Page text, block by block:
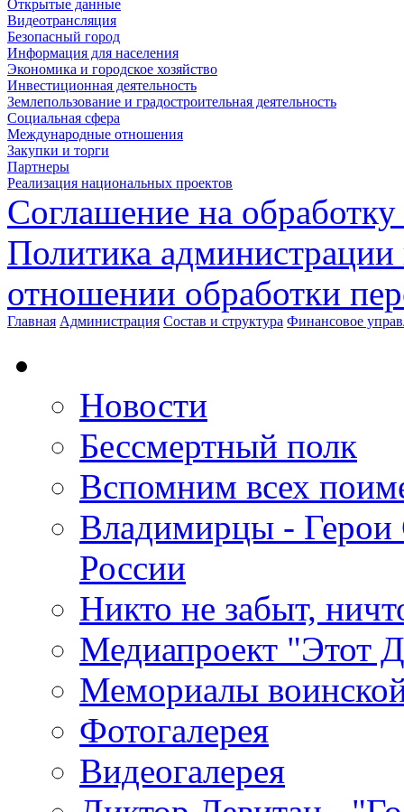
Открытые данные
Видеотрансляция
Безопасный город
Информация для населения
Экономика и городское хозяйство
Инвестиционная деятельность
Землепользование и градостроительная деятельность
Социальная сфера
Международные отношения
Закупки и торги
Партнеры
Реализация национальных проектов
Соглашение на
Политика
отношении обработки
Главная Администрация Состав и структура Финансовое
Новости
Бессмертный полк
Вспомним всех
Владимирцы - Герои
России
Никто не забыт,
Медиапроект "Этот
Мемориалы
Фотогалерея
Видеогалерея